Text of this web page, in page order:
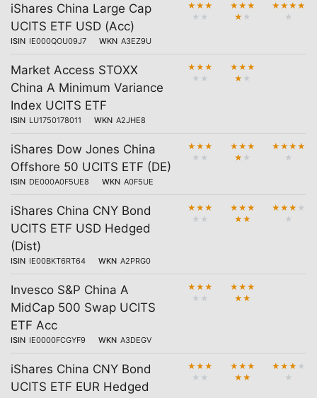
iShares China Large Cap
UCITS ETF USD (Acc)
ISIN IE000QOU09J7 WKN A3EZ9U
★ ★ ★
★ ★
★ ★ ★
★ ★
★ ★ ★ ★
★
Market Access STOXX
China A Minimum Variance
Index UCITS ETF
ISIN LU1750178011 WKN A2JHE8
★ ★ ★
★ ★
★ ★ ★
★ ★
iShares Dow Jones China
Offshore 50 UCITS ETF (DE)
ISIN DE000A0F5UE8 WKN A0F5UE
★ ★ ★
★ ★
★ ★ ★
★ ★
★ ★ ★ ★
★
iShares China CNY Bond
UCITS ETF USD Hedged
(Dist)
ISIN IE00BKT6RT64 WKN A2PRG0
★ ★ ★
★ ★
★ ★ ★
★ ★
★ ★ ★ ★
★
Invesco S&P China A
MidCap 500 Swap UCITS
ETF Acc
ISIN IE0000FCGYF9 WKN A3DEGV
★ ★ ★
★ ★
★ ★ ★
★ ★
iShares China CNY Bond
UCITS ETF EUR Hedged
★ ★ ★
★ ★
★ ★ ★
★ ★
★ ★ ★ ★
★